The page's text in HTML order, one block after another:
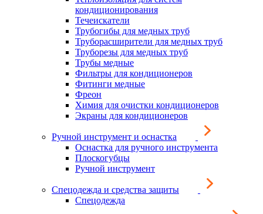
кондиционирования
Течеискатели
Трубогибы для медных труб
Труборасширители для медных труб
Труборезы для медных труб
Трубы медные
Фильтры для кондиционеров
Фитинги медные
Фреон
Химия для очистки кондиционеров
Экраны для кондиционеров
Ручной инструмент и оснастка
Оснастка для ручного инструмента
Плоскогубцы
Ручной инструмент
Спецодежда и средства защиты
Спецодежда